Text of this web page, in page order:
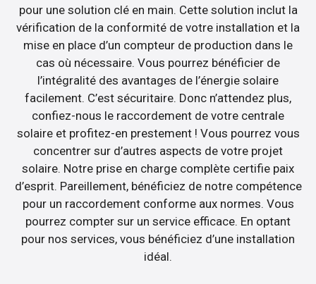
pour une solution clé en main. Cette solution inclut la
vérification de la conformité de votre installation et la
mise en place d’un compteur de production dans le
cas où nécessaire. Vous pourrez bénéficier de
l’intégralité des avantages de l’énergie solaire
facilement. C’est sécuritaire. Donc n’attendez plus,
confiez-nous le raccordement de votre centrale
solaire et profitez-en prestement ! Vous pourrez vous
concentrer sur d’autres aspects de votre projet
solaire. Notre prise en charge complète certifie paix
d’esprit. Pareillement, bénéficiez de notre compétence
pour un raccordement conforme aux normes. Vous
pourrez compter sur un service efficace. En optant
pour nos services, vous bénéficiez d’une installation
idéal.